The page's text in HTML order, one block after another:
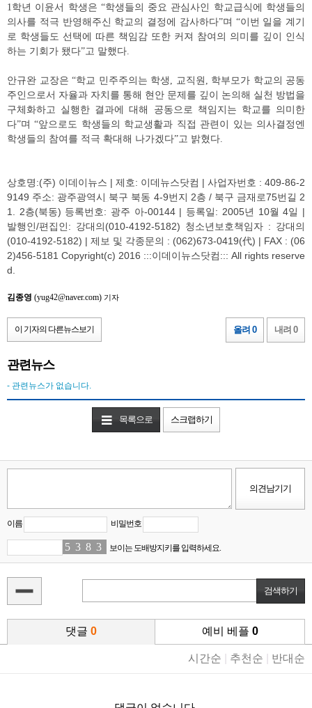
1 학년 이윤서 학생은 “학생들의 중요 관심사인 학교급식에 학생들의
의사를 적극 반영해주신 학교의 결정에 감사하다”며 “이번 일을 계기
로 학생들도 선택에 따른 책임감 또한 커져 참여의 의미를 깊이 인식
하는 기회가 됐다”고 말했다
안규완 교장은 “학교 민주주의는 학생 교직원
학부모가 학교의 공동
주인으로서 자율과 자치를 통해 현안 문제를 깊이 논의해 실천 방법을
구체화하고 실행한 결과에 대해 공동으로 책임지는 학교를 의미한
다”며“앞으로도 학생들의 학교생활과 직접 관련이 있는 의사결정엔
학생들의 참여를 적극 확대해 나가겠다”고 밝혔다
상호명:(주) 이데이뉴스 | 제호: 이데뉴스닷컴 | 사업자번호 : 409-86-2
9149 주소: 광주광역시 북구 북동 4-9번지 2층 / 북구 금재로75번길 2
1. 2층(북동) 등록번호: 광주 아-00144 | 등록일: 2005년 10월 4일 |
발행인/편집인: 강대의(010-4192-5182) 청소년보호책임자 : 강대의
(010-4192-5182) | 제보 및 각종문의 : (062)673-0419(代) | FAX : (06
2)456-5181 Copyright(c) 2016 :::이데이뉴스닷컴::: All rights reserve
d.
김종영 (yug42@naver.com) 기자
이 기자의 다른뉴스보기 올려 0 내려 0
관련뉴스
- 관련뉴스가 없습니다.
목록으로 스크랩하기
이름 비밀번호
51 33 80 30 보이는 도배방지키를 입력하세요.
댓글 0 예비 베플 0
시간순 추천순 반대순